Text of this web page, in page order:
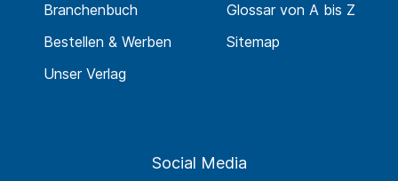
Branchenbuch
Bestellen & Werben
Unser Verlag
Glossar von A bis Z
Sitemap
Social Media